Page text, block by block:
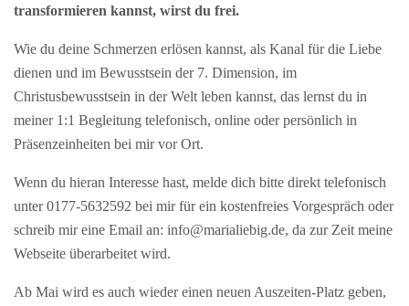
transformieren kannst, wirst du frei.
Wie du deine Schmerzen erlösen kannst, als Kanal für die Liebe
dienen und im Bewusstsein der 7. Dimension, im
Christusbewusstsein in der Welt leben kannst, das lernst du in
meiner 1:1 Begleitung telefonisch, online oder persönlich in
Präsenzeinheiten bei mir vor Ort.
Wenn du hieran Interesse hast, melde dich bitte direkt telefonisch
unter 0177-5632592 bei mir für ein kostenfreies Vorgespräch oder
schreib mir eine Email an: info@marialiebig.de, da zur Zeit meine
Webseite überarbeitet wird.
Ab Mai wird es auch wieder einen neuen Auszeiten-Platz geben,